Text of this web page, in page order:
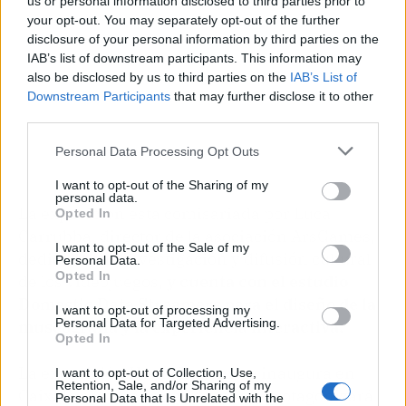
your opt-out. You may separately opt-out of the further
disclosure of your personal information by third parties on the
IAB’s list of downstream participants. This information may
also be disclosed by us to third parties on the IAB’s List of
Downstream Participants that may further disclose it to other
Personal Data Processing Opt Outs
I want to opt-out of the Sharing of my
personal data.
Opted In
I want to opt-out of the Sale of my
Personal Data.
Opted In
I want to opt-out of processing my
Personal Data for Targeted Advertising.
Opted In
I want to opt-out of Collection, Use,
Retention, Sale, and/or Sharing of my
Personal Data that Is Unrelated with the
La exposición está comisariada por Luca
dedicada a la investigación y difusión cultural
de los videojuegos,
Domestic Data Streamers para el diseño de la
museografía y la experiencia interactiva.
La exposición Homo Ludens se inaugura en
CaixaForum Madrid y, después, protagonizará